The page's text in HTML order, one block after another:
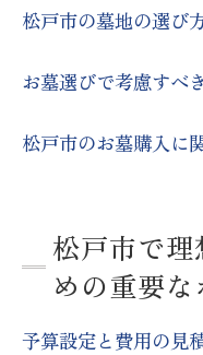
霊園の設備と
家族にとっ
お墓の種類
契約時の注
維持管理費
松戸市の霊園
松戸市の墓地の選び
お墓選びで考慮すべ
松戸市のお墓購入に
松戸市で
めの重要な
予算設定と費用の見